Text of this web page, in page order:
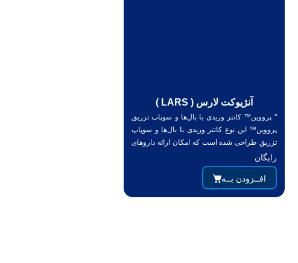
آنژیوکت لارس ( LARS )
" پرووین™ کاتتر وریدی با بال‌ها و سوپاپ تزریق
پرووین™ این نوع کاتتر وریدی با بال‌ها و سوپاپ
تزریق طراحی شده است که امکان ارائه داروهای
اضافی بدو...
رایگان
افــزودن بــه